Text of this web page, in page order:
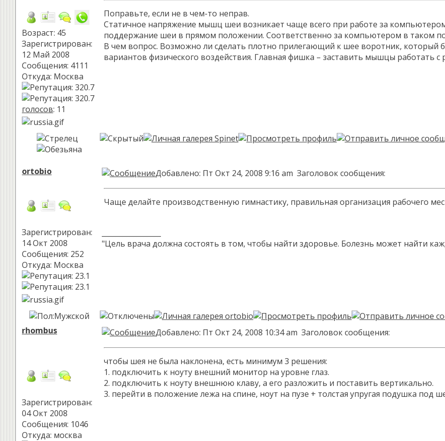
Возраст: 45
Зарегистрирован:
12 Май 2008
Сообщения: 4111
Откуда: Москва
голосов: 11
Поправьте, если не в чем-то неправ.
Статичное напряжение мышц шеи возникает чаще всего при работе за
поддержание шеи в прямом положении. Соответственно за компьютером в таком
В чем вопрос. Возможно ли сделать плотно прилегающий к шее воротник, который
вариантов физического воздействия. Главная фишка – заставить мышцы
ortobio
Зарегистрирован:
14 Окт 2008
Сообщения: 252
Откуда: Москва
Добавлено: Пт Окт 24, 2008 9:16 am Заголовок сообщения:
Чаще делайте производственную гимнастику, правильная организация рабочего
"Цель врача должна состоять в том, чтобы найти здоровье. Болезнь может найти
rhombus
Зарегистрирован:
04 Окт 2008
Сообщения: 1046
Откуда: москва
Добавлено: Пт Окт 24, 2008 10:34 am Заголовок сообщения:
чтобы шея не была наклонена, есть минимум 3 решения:
1. подключить к ноуту внешний монитор на уровне глаз.
2. подключить к ноуту внешнюю клаву, а его разложить и поставить вертикально.
3. перейти в положение лежа на спине, ноут на пузе + толстая упругая подушка под